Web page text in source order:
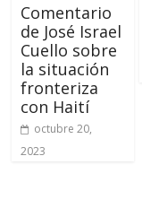
Comentario
de José Israel
Cuello sobre
la situación
fronteriza
con Haití
octubre 20,
2023